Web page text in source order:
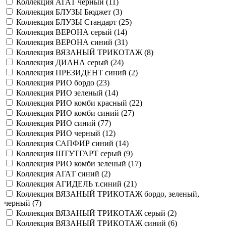
Коллекция АГАТ черный (
)
Коллекция БЛУЗЫ Бюджет (3)
Коллекция БЛУЗЫ Стандарт (25)
Коллекция ВЕРОНА серый (14)
Коллекция ВЕРОНА синий (31)
Коллекция ВЯЗАНЫЙ ТРИКОТАЖ (8)
Коллекция ДИАНА серый (24)
Коллекция ПРЕЗИДЕНТ синий (2)
Коллекция РИО бордо (23)
Коллекция РИО зеленый (14)
Коллекция РИО комби красный (22)
Коллекция РИО комби синий (27)
Коллекция РИО синий (77)
Коллекция РИО черный (12)
Коллекция САПФИР синий (14)
Коллекция ШТУТГАРТ серый (9)
Коллекция РИО комби зеленый (17)
Коллекция АГАТ синий (2)
Коллекция АГИДЕЛЬ т.синий (21)
Коллекция ВЯЗАНЫЙ ТРИКОТАЖ бордо, зеленый,
черный (7)
Коллекция ВЯЗАНЫЙ ТРИКОТАЖ серый (2)
Коллекция ВЯЗАНЫЙ ТРИКОТАЖ синий (6)